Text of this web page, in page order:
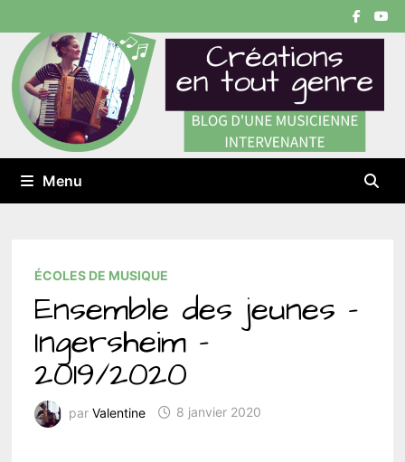
au
contenu
Menu
ÉCOLES DE MUSIQUE
Ensemble des jeunes –
Ingersheim –
2019/2020
parValentine 8 janvier 2020